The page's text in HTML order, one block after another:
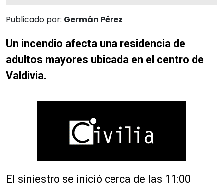
Publicado por: Germán Pérez
Un incendio afecta una residencia de
adultos mayores ubicada en el centro de
Valdivia.
El siniestro se inició cerca de las 11:00